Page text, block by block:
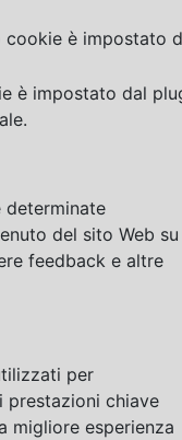
cookie è impostato
è impostato dal
determinate
del sito Web su
feedback e altre
per
prestazioni chiave
migliore esperienza